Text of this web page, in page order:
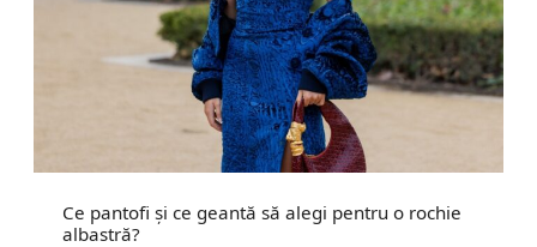
Ce pantofi și ce geantă să alegi pentru o rochie
albastră?